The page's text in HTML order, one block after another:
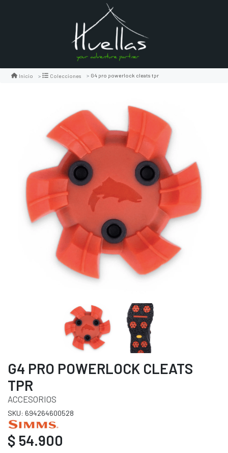
Inicio Colecciones G4 pro powerlock cleats tpr
G4 PRO POWERLOCK CLEATS
TPR
ACCESORIOS
SKU: 694264600528
$ 54.900